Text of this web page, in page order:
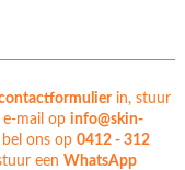
in, stuur
e-mail opinfo@skin-
bel ons op0412 - 312
eenWhatsApp